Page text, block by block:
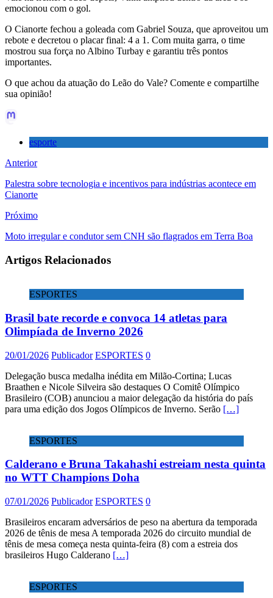
emocionou com o gol.
O Cianorte fechou a goleada com Gabriel Souza, que aproveitou um
rebote e decretou o placar final: 4 a 1. Com muita garra, o time
mostrou sua força no Albino Turbay e garantiu três pontos
importantes.
O que achou da atuação do Leão do Vale? Comente e compartilhe
sua opinião!
esporte
Anterior
Palestra sobre tecnologia e incentivos para indústrias acontece em
Cianorte
Próximo
Moto irregular e condutor sem CNH são flagrados em Terra Boa
Artigos Relacionados
ESPORTES
Brasil bate recorde e convoca 14 atletas para
Olimpíada de Inverno 2026
20/01/2026 Publicador ESPORTES 0
Delegação busca medalha inédita em Milão-Cortina; Lucas
Braathen e Nicole Silveira são destaques O Comitê Olímpico
Brasileiro (COB) anunciou a maior delegação da história do país
para uma edição dos Jogos Olímpicos de Inverno. Serão […]
ESPORTES
Calderano e Bruna Takahashi estreiam nesta quinta
no WTT Champions Doha
07/01/2026 Publicador ESPORTES 0
Brasileiros encaram adversários de peso na abertura da temporada
2026 de tênis de mesa A temporada 2026 do circuito mundial de
tênis de mesa começa nesta quinta-feira (8) com a estreia dos
brasileiros Hugo Calderano […]
ESPORTES